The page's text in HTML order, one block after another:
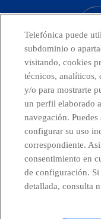
Países y Unidades
Canal de Denuncias
Centro Global
Telefónica puede
subdominio o
visitando, cookies
técnicos, analíticos,
y/o para mostrarte
un perfil elaborado
navegación.
configurar su uso
correspondiente.
consentimiento en
de configuración.
detallada, consulta